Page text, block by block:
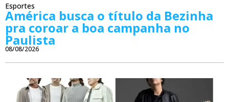
Esportes
América busca o título da Bezinha
pra coroar a boa campanha no
Paulista
08/08/2026